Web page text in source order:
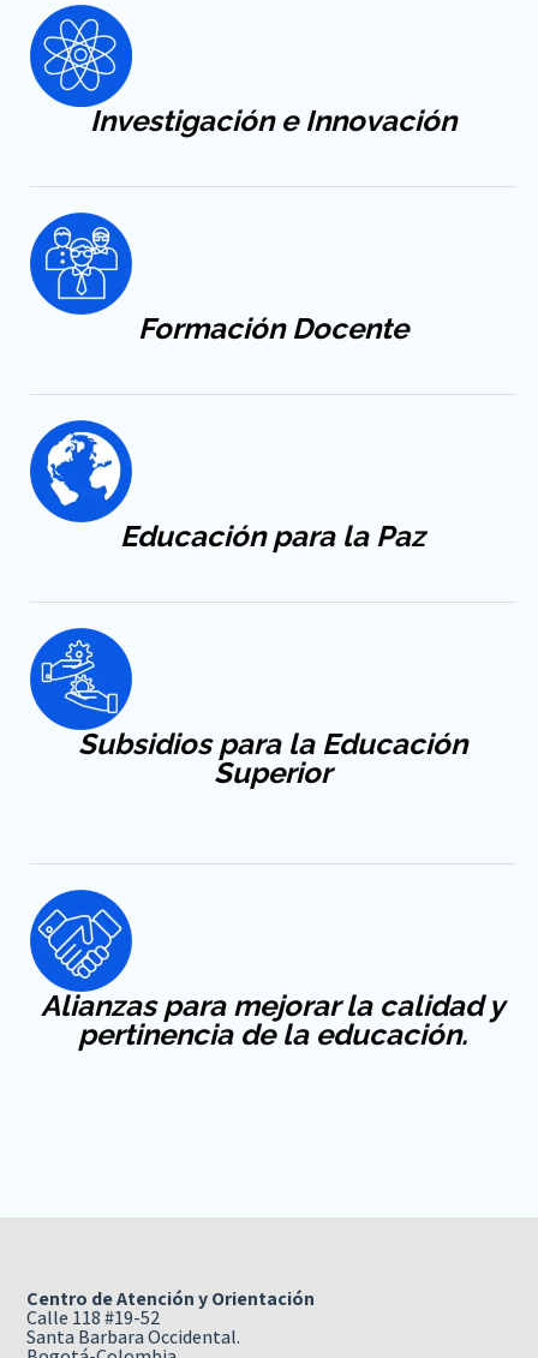
Investigación e Innovación
FormaciónDocente
Educaciónpara la Paz
Subsidios para la Educación
Superior
Alianzas para mejorar la calidad y
pertinencia de la educación.
Centro de Atención y Orientación
Calle 118 #19-52
Santa Barbara Occidental.